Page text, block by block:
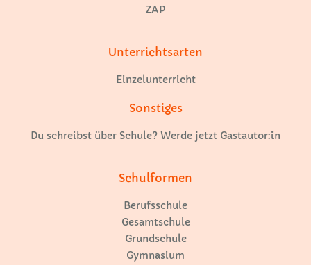
ZAP
Unterrichtsarten
Einzelunterricht
Sonstiges
Du schreibst über Schule? Werde jetzt Gastautor:in
Schulformen
Berufsschule
Gesamtschule
Grundschule
Gymnasium